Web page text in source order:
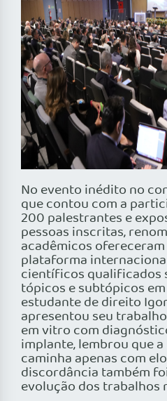
No evento inédito no
que contou com a
200 palestrantes e
pessoas inscritas,
acadêmicos
plataforma
científicos qualificados
tópicos e subtópicos
estudante de direito
apresentou seu
em vitro com
implante, lembrou que
caminha apenas com
discordância também
evolução dos trabalhos